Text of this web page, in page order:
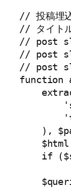
// 投稿埋
// タイト
// post
// post
// post
function
),
$html
if